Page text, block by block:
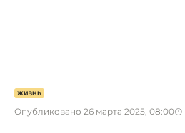
ЖИЗНЬ
Опубликовано 26 марта 2025, 08:00